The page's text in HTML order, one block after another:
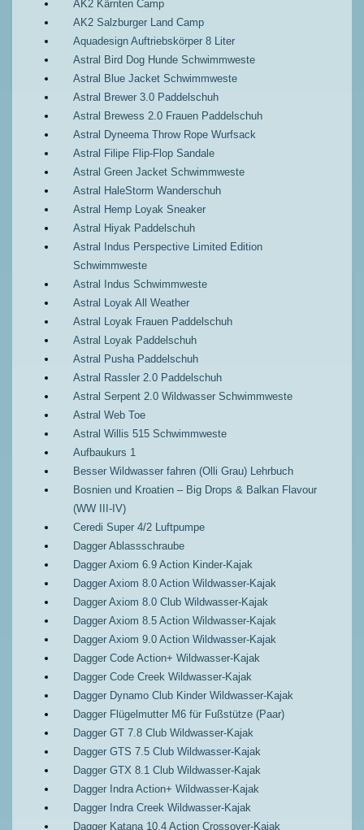
AK2 Kärnten Camp
AK2 Salzburger Land Camp
Aquadesign Auftriebskörper 8 Liter
Astral Bird Dog Hunde Schwimmweste
Astral Blue Jacket Schwimmweste
Astral Brewer 3.0 Paddelschuh
Astral Brewess 2.0 Frauen Paddelschuh
Astral Dyneema Throw Rope Wurfsack
Astral Filipe Flip-Flop Sandale
Astral Green Jacket Schwimmweste
Astral HaleStorm Wanderschuh
Astral Hemp Loyak Sneaker
Astral Hiyak Paddelschuh
Astral Indus Perspective Limited Edition
Schwimmweste
Astral Indus Schwimmweste
Astral Loyak All Weather
Astral Loyak Frauen Paddelschuh
Astral Loyak Paddelschuh
Astral Pusha Paddelschuh
Astral Rassler 2.0 Paddelschuh
Astral Serpent 2.0 Wildwasser Schwimmweste
Astral Web Toe
Astral Willis 515 Schwimmweste
Aufbaukurs 1
Besser Wildwasser fahren (Olli Grau) Lehrbuch
Bosnien und Kroatien – Big Drops & Balkan Flavour
(WW III-IV)
Ceredi Super 4/2 Luftpumpe
Dagger Ablassschraube
Dagger Axiom 6.9 Action Kinder-Kajak
Dagger Axiom 8.0 Action Wildwasser-Kajak
Dagger Axiom 8.0 Club Wildwasser-Kajak
Dagger Axiom 8.5 Action Wildwasser-Kajak
Dagger Axiom 9.0 Action Wildwasser-Kajak
Dagger Code Action+ Wildwasser-Kajak
Dagger Code Creek Wildwasser-Kajak
Dagger Dynamo Club Kinder Wildwasser-Kajak
Dagger Flügelmutter M6 für Fußstütze (Paar)
Dagger GT 7.8 Club Wildwasser-Kajak
Dagger GTS 7.5 Club Wildwasser-Kajak
Dagger GTX 8.1 Club Wildwasser-Kajak
Dagger Indra Action+ Wildwasser-Kajak
Dagger Indra Creek Wildwasser-Kajak
Dagger Katana 10.4 Action Crossover-Kajak